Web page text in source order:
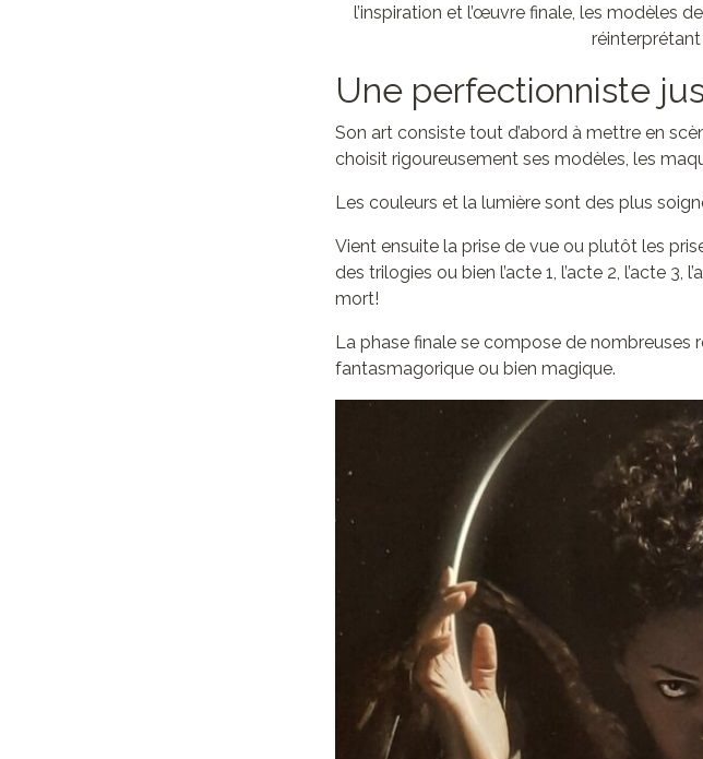
l’inspiration et l’œuvre finale, les modèles
Une perfectionniste
Son art consiste tout d’abord à mettre en
choisit rigoureusement ses modèles, les
Les couleurs et la lumière sont des plus
Vient ensuite la prise de vue ou plutôt les
des trilogies ou bien l’acte 1, l’acte 2, l’acte 3,
mort!
La phase finale se compose de
fantasmagorique ou bien magique.